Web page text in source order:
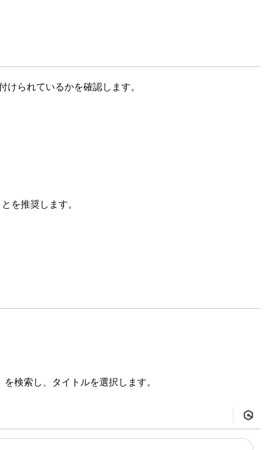
られているかを確認します。
を推奨します。
検索し、タイトルを選択します。